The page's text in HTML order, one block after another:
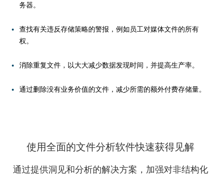
务器。
查找有关违反存储策略的警报，例如员工对媒体文件的所有
权。
消除重复文件，以大大减少数据发现时间，并提高生产率。
通过删除没有业务价值的文件，减少所需的额外付费存储量。
分析有效权限，并确保员工仅拥有工作所需的权限。
列出NTFS并共享权限，并检测任何可利用的漏洞。
持续监控整个企业的磁盘空间消耗。
报告最大的文件及其位置，所有权详细信息等。
使用全面的文件分析软件快速获得见解
通过提供洞见和分析的解决方案，加强对非结构化